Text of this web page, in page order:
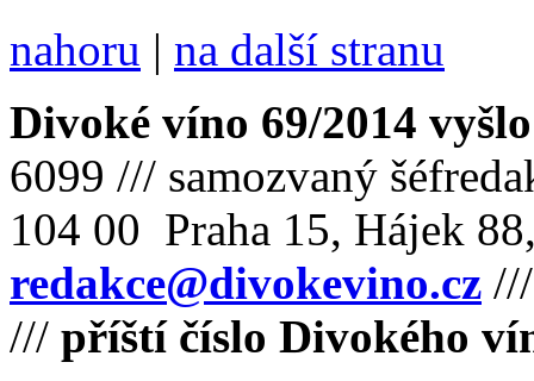
nahoru | na další stranu
Divoké víno 69/2014
6099 /// samozvaný
104 00 Praha 15, Hájek
redakce@divokevino.cz
/// příští číslo Divokého